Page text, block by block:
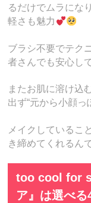
るだけでムラにな
軽さも魅力
ブラシ不要でテク
者さんでも安心し
またお肌に溶け込
出ず“元から小顔っ
メイクしているこ
き締めてくれるん
too cool for
ア』は選べる